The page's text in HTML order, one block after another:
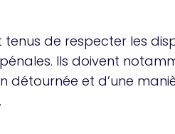
tenus de respecter les
Ils doivent
détournée et d’une